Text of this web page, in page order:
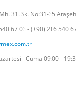
31. Sk. No:31-35
67 03 - (+90) 216 540
- Cuma 09:00 -